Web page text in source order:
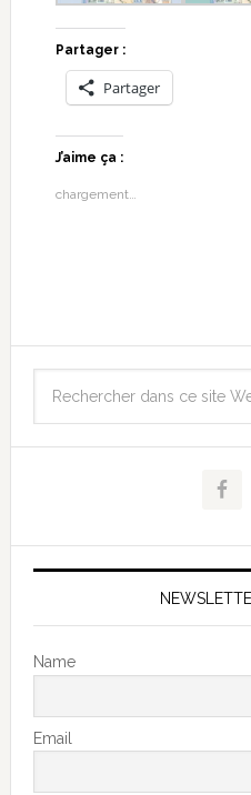
Partager :
Partager
J’aime ça :
chargement…
Name
Email